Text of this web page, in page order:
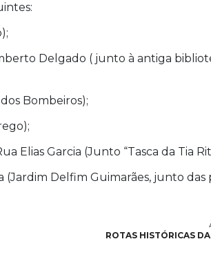
Delgado ( junto à antiga
Bombeiros);
Elias Garcia (Junto “Tasca da Tia
(Jardim Delfim Guimarães, junto das
ROTAS HISTÓRICAS